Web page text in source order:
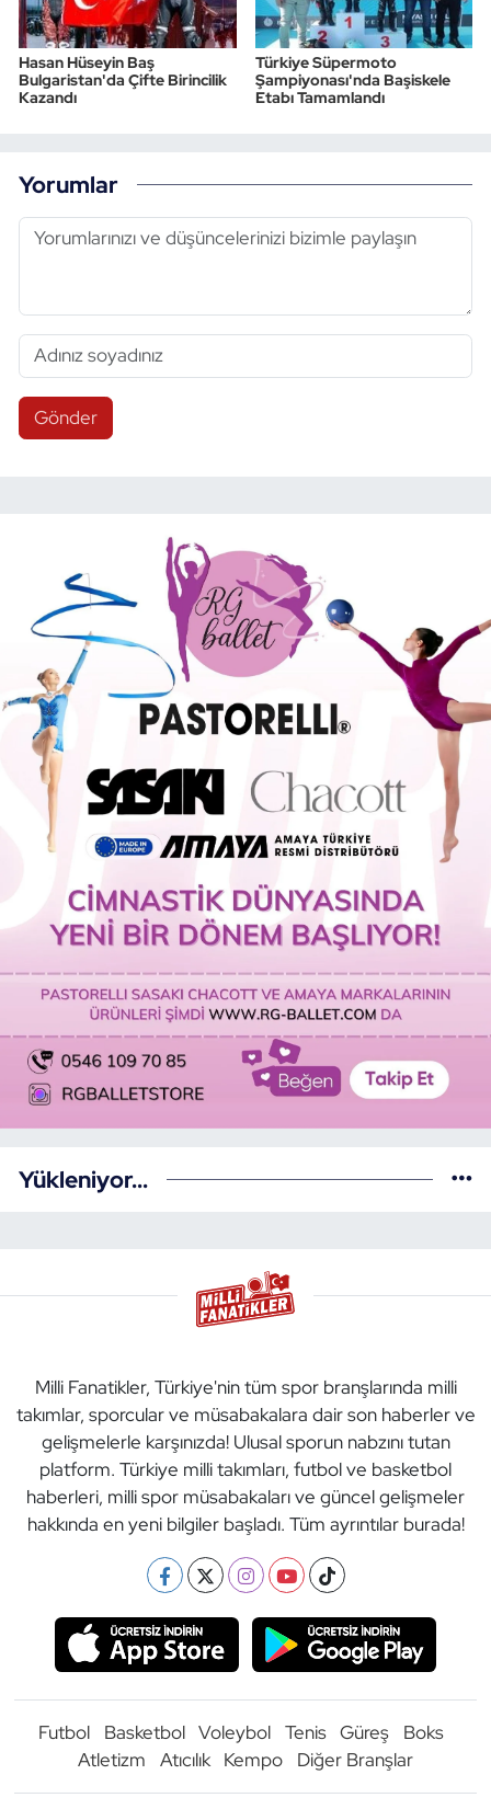
Hasan Hüseyin Baş
Bulgaristan'da Çifte Birincilik
Kazandı
Türkiye Süpermoto
Şampiyonası'nda Başiskele
Etabı Tamamlandı
Yorumlar
Gönder
Yükleniyor...
Milli Fanatikler, Türkiye'nin tüm spor branşlarında milli
takımlar, sporcular ve müsabakalara dair son haberler ve
gelişmelerle karşınızda! Ulusal sporun nabzını tutan
platform. Türkiye milli takımları, futbol ve basketbol
haberleri, milli spor müsabakaları ve güncel gelişmeler
hakkında en yeni bilgiler başladı. Tüm ayrıntılar burada!
Futbol Basketbol Voleybol Tenis Güreş
Boks
Atletizm
Atıcılık Kempo Diğer Branşlar